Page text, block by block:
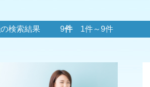
の検索結果 9件1件～9件